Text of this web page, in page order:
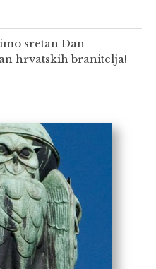
sretan Dan
hrvatskih branitelja!